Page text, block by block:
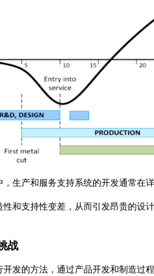
生产和服务支持系统的开发通常在
和支持性变差，从而引发昂贵的设
战
发的方法，通过产品开发和制造过